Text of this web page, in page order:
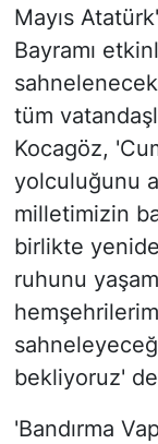
Mayıs
Bayramı
tüm
Kocagöz,
yolculuğunu
milletimizin
birlikte
ruhunu
bekliyoruz'
'Bandırma